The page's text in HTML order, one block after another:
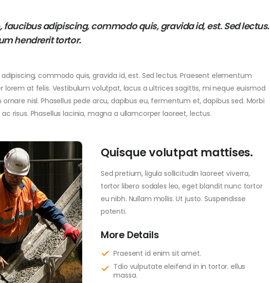
faucibus adipiscing, commodo quis, gravida id, est. Sed lectus.
hendrerit tortor.
commodo quis, gravida id, est. Sed lectus. Praesent elementum
lorem at felis. Vestibulum volutpat, lacus a ultrices sagittis, mi neque euismod
nisl. Phasellus pede arcu, dapibus eu, fermentum et, dapibus sed. Morbi
risus. Phasellus lacinia, magna a ullamcorper laoreet, lectus.
Quisque volutpat mattises.
Sed pretium, ligula sollicitudin laoreet viverra,
tortor libero sodales leo, eget blandit nunc tortor
eu nibh. Nullam mollis. Ut justo. Suspendisse
potenti.
More Details
Praesent id enim sit amet.
Tdio vulputate eleifend in in tortor. ellus
massa.